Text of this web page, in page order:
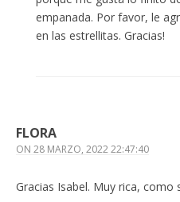
empanada. Por favor, le
en las estrellitas. Gracias!
FLORA
ON 28 MARZO, 2022 22:47:40
Gracias Isabel. Muy rica, como